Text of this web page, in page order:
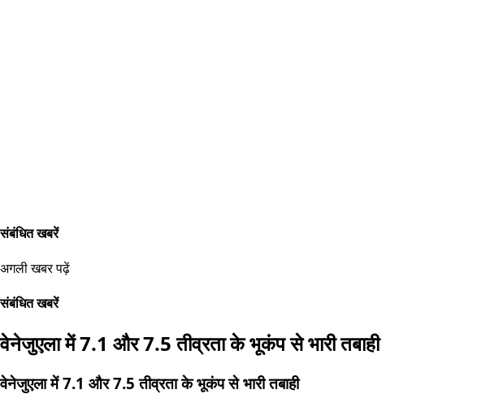
संबंधित खबरें
अगली खबर पढ़ें
संबंधित खबरें
वेनेजुएला में 7.1 और 7.5 तीव्रता के भूकंप से भारी तबाही
वेनेजुएला में 7.1 और 7.5 तीव्रता के भूकंप से भारी तबाही